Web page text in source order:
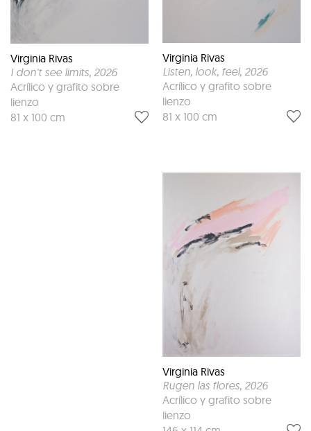
Virginia Rivas
I don't see limits, 2026
Acrílico y grafito sobre
lienzo
81 x 100 cm
Virginia Rivas
Listen, look, feel, 2026
Acrílico y grafito sobre
lienzo
81 x 100 cm
Virginia Rivas
Rugen las flores, 2026
Acrílico y grafito sobre
lienzo